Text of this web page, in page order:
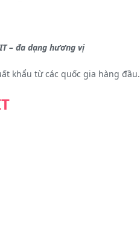
– đa dạng hương vị
khẩu từ các quốc gia hàng đầu.